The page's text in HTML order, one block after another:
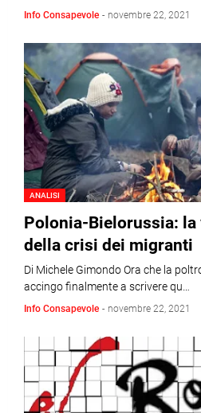
Info Consapevole - novembre 22, 2021
ANALISI
Polonia-Bielorussia:
della crisi dei migranti
Di Michele Gimondo Ora che la
accingo finalmente a scrivere qu…
Info Consapevole - novembre 22, 2021